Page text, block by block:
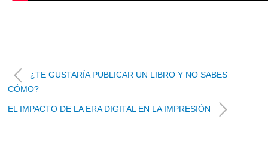
¿TE GUSTARÍA PUBLICAR UN LIBRO Y NO SABES
CÓMO?
EL IMPACTO DE LA ERA DIGITAL EN LA IMPRESIÓN